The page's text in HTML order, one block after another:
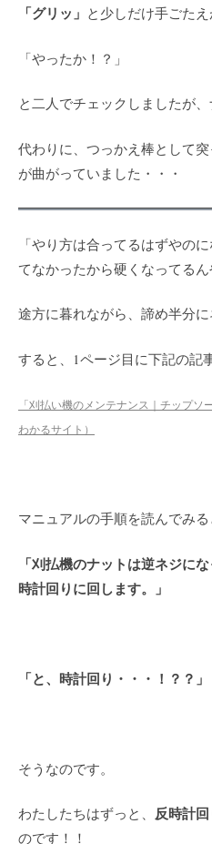
「グリッ」 と少しだけ手ごたえ
「やったか！？」
と二人でチェックしましたが
代わりに、つっかえ棒として
が曲がっていました・・・
「やり方は合ってるはずやの
てなかったから硬くなってるん
途方に暮れながら、諦め半分に
すると、1ページ目に下記の記
「刈払い機のメンテナンス｜チップ
わかるサイト）
マニュアルの手順を読んでみる
「刈払機のナットは逆ネジに
時計回りに回します。」
「と、時計回り・・・！？？」
そうなのです。
わたしたちはずっと、 反時計回
のです！！